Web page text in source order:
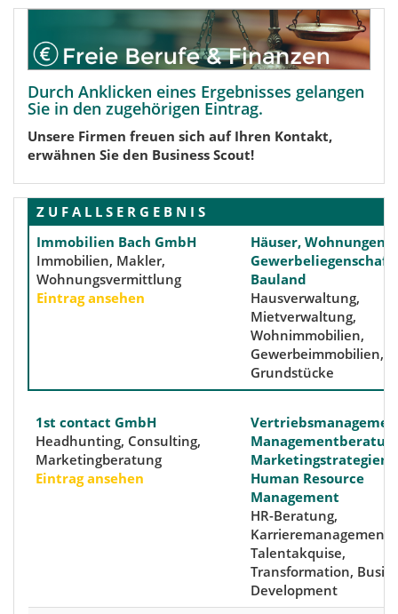
Durch Anklicken eines Ergebnisses gelangen
Sie in den zugehörigen Eintrag.
Unsere Firmen freuen sich auf Ihren Kontakt,
erwähnen Sie den Business Scout!
Z U F A L L S E R G E B N I S
Immobilien Bach GmbH
Immobilien, Makler,
Wohnungsvermittlung
Eintrag ansehen
Häuser, Wohnungen,
Bauland
Hausverwaltung,
Mietverwaltung,
Wohnimmobilien,
Gewerbeimmobilien,
Grundstücke
1st contact GmbH
Headhunting, Consulting,
Marketingberatung
Eintrag ansehen
Marketingstrategien,
Human Resource
Management
HR-Beratung,
Karrieremanagement,
Talentakquise,
Transformation,
Development